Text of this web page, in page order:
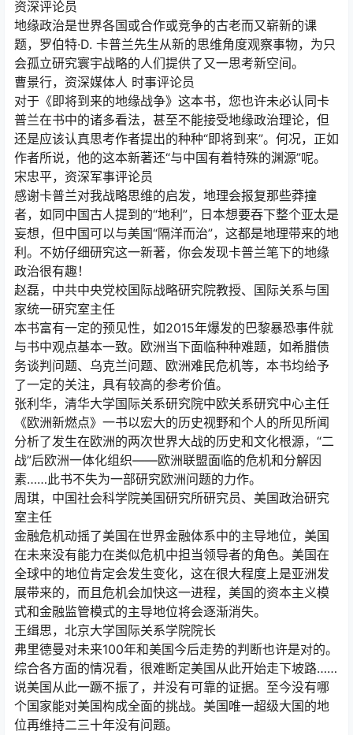
资深评论员
地缘政治是世界各国或合作或竞争的古老而又崭新的课
题，罗伯特·D. 卡普兰先生从新的思维角度观察事物，为只
会孤立研究寰宇战略的人们提供了又一思考新空间。
曹景行，资深媒体人 时事评论员
对于《即将到来的地缘战争》这本书，您也许未必认同卡
普兰在书中的诸多看法，甚至不能接受地缘政治理论，但
还是应该认真思考作者提出的种种“即将到来”。何况，正如
作者所说，他的这本新著还“与中国有着特殊的渊源”呢。
宋忠平，资深军事评论员
感谢卡普兰对我战略思维的启发，地理会报复那些莽撞
者，如同中国古人提到的“地利”，日本想要吞下整个亚太是
妄想，但中国可以与美国“隔洋而治”，这都是地理带来的地
利。不妨仔细研究这一新著，你会发现卡普兰笔下的地缘
政治很有趣！
赵磊，中共中央党校国际战略研究院教授、国际关系与国
家统一研究室主任
本书富有一定的预见性，如2015年爆发的巴黎暴恐事件就
与书中观点基本一致。欧洲当下面临种种难题，如希腊债
务谈判问题、乌克兰问题、欧洲难民危机等，本书均给予
了一定的关注，具有较高的参考价值。
张利华，清华大学国际关系研究院中欧关系研究中心主任
《欧洲新燃点》一书以宏大的历史视野和个人的所见所闻
分析了发生在欧洲的两次世界大战的历史和文化根源，“二
战”后欧洲一体化组织——欧洲联盟面临的危机和分解因
素……此书不失为一部研究欧洲问题的力作。
周琪，中国社会科学院美国研究所研究员、美国政治研究
室主任
金融危机动摇了美国在世界金融体系中的主导地位，美国
在未来没有能力在类似危机中担当领导者的角色。美国在
全球中的地位肯定会发生变化，这在很大程度上是亚洲发
展带来的，而且危机会加快这一进程，美国的资本主义模
式和金融监管模式的主导地位将会逐渐消失。
王缉思，北京大学国际关系学院院长
弗里德曼对未来100年和美国今后走势的判断也许是对的。
综合各方面的情况看，很难断定美国从此开始走下坡路……
说美国从此一蹶不振了，并没有可靠的证据。至今没有哪
个国家能对美国构成全面的挑战。美国唯一超级大国的地
位再维持二三十年没有问题。